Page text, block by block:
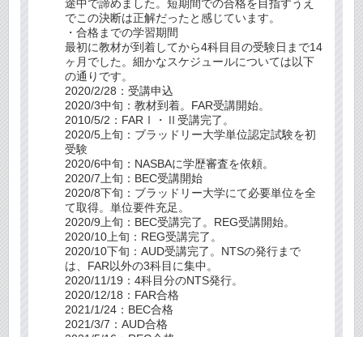
途中で諦めました。短期間での合格を目指すうえ
でこの決断は正解だったと感じています。
・合格までの学習期間
最初に教材が到着してから4科目目の受験日まで14
ヶ月でした。細かなスケジュールについては以下
の通りです。
2020/2/28：受講申込
2020/3中旬：教材到着。FAR受講開始。
2010/5/2：FARⅠ・Ⅱ受講完了。
2020/5上旬：ブラッドリー大学単位認定試験を初
受験
2020/6中旬：NASBAに学歴審査を依頼。
2020/7上旬：BEC受講開始
2020/8下旬：ブラッドリー大学にて必要単位を全
て取得。単位要件充足。
2020/9上旬：BEC受講完了。REG受講開始。
2020/10上旬：REG受講完了。
2020/10下旬：AUD受講完了。NTSの発行まで
は、FAR以外の3科目に集中。
2020/11/19：4科目分のNTS発行。
2020/12/18：FAR合格
2021/1/24：BEC合格
2021/3/7：AUD合格